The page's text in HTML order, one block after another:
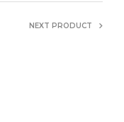
NEXT PRODUCT